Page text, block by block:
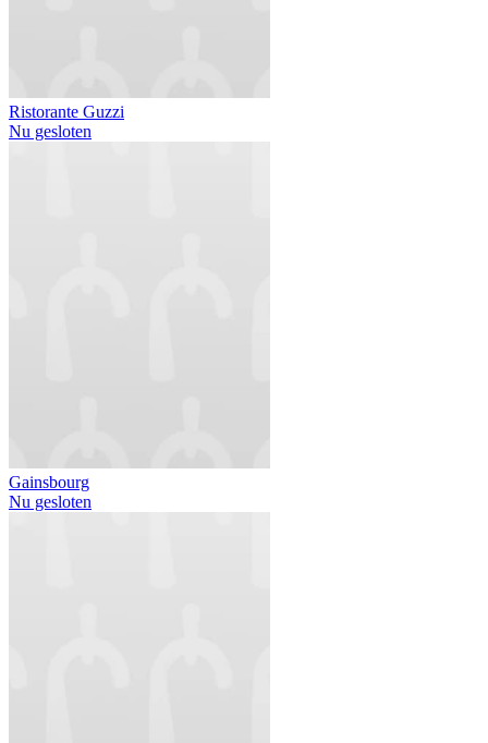
Ristorante Guzzi
Nu gesloten
Gainsbourg
Nu gesloten